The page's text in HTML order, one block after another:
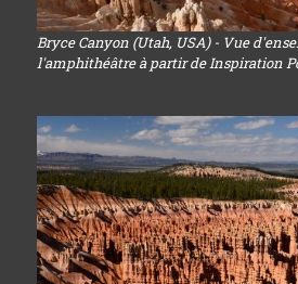
Bryce Canyon (Utah, USA) - Vue
l'amphithéâtre à partir de Inspiration